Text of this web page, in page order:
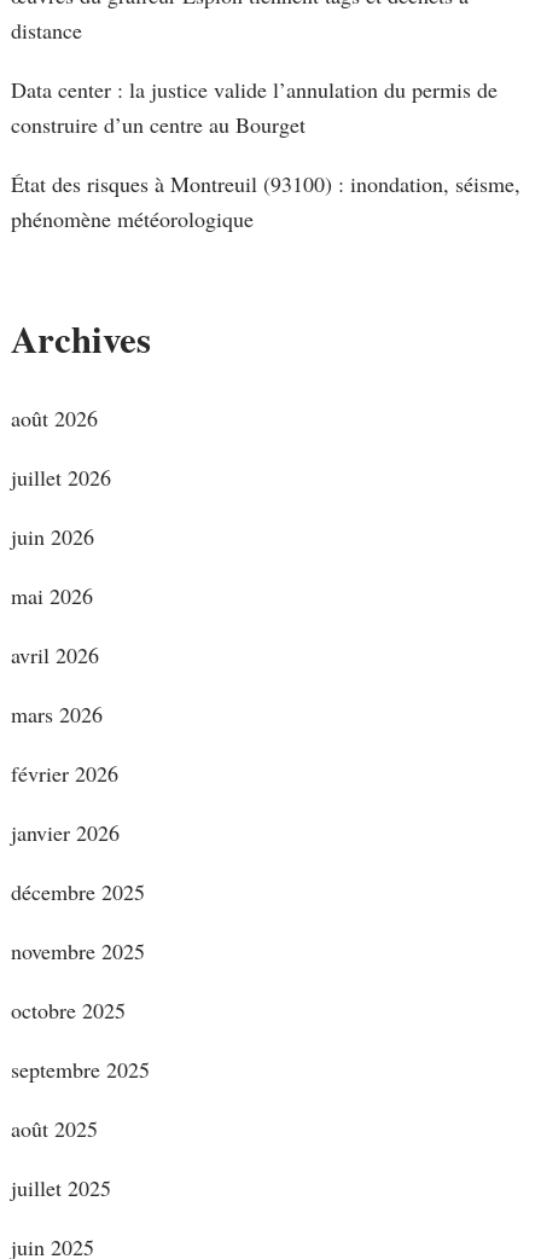
distance
Data center : la justice valide l’annulation du permis de
construire d’un centre au Bourget
État des risques à Montreuil (93100) : inondation, séisme,
phénomène météorologique
Archives
août 2026
juillet 2026
juin 2026
mai 2026
avril 2026
mars 2026
février 2026
janvier 2026
décembre 2025
novembre 2025
octobre 2025
septembre 2025
août 2025
juillet 2025
juin 2025